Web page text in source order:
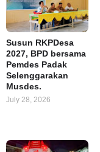
Susun RKPDesa
2027, BPD bersama
Pemdes Padak
Selenggarakan
Musdes.
July 28, 2026